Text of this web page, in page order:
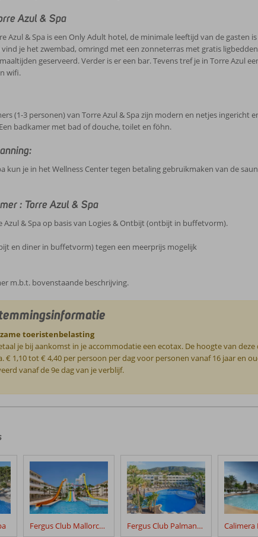
Azul & Spa
Azul & Spa is een Only Adult hotel, de minimale leeftijd van de
je het zwembad, omringd met een zonneterras met gratis
geserveerd. Verder is er een bar. Tevens tref je in Torre Azul
wifi.
(1-3 personen) van Torre Azul & Spa zijn modern en netjes
badkamer met bad of douche, toilet en föhn.
kun je in het Wellness Center tegen betaling gebruikmaken van de
: Torre Azul & Spa
Azul & Spa op basis van Logies & Ontbijt (ontbijt in buffetvorm).
en diner in buffetvorm) tegen een meerprijs mogelijk
m.b.t. bovenstaande beschrijving.
toeristenbelasting
je bij aankomst in je accommodatie een ecotax. De hoogte van
€ 1,10 tot € 4,40 per persoon per dag voor personen vanaf 16 jaar en
vanaf de 9e dag van je verblijf.
Fergus Club Mallorca Waterpark Fergus Club Palmanova Park